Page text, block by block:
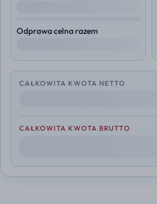
Odprawa celna razem
CAŁKOWITA KWOTA NETTO
CAŁKOWITA KWOTA BRUTTO